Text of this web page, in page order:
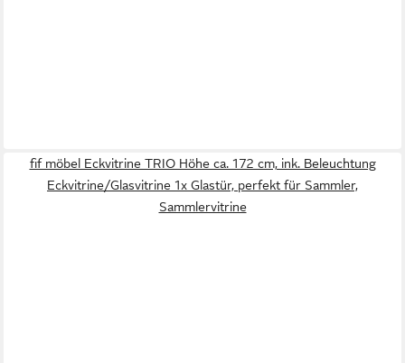
fif möbel Eckvitrine TRIO Höhe ca. 172 cm, ink. Beleuchtung
Eckvitrine/Glasvitrine 1x Glastür, perfekt für Sammler,
Sammlervitrine